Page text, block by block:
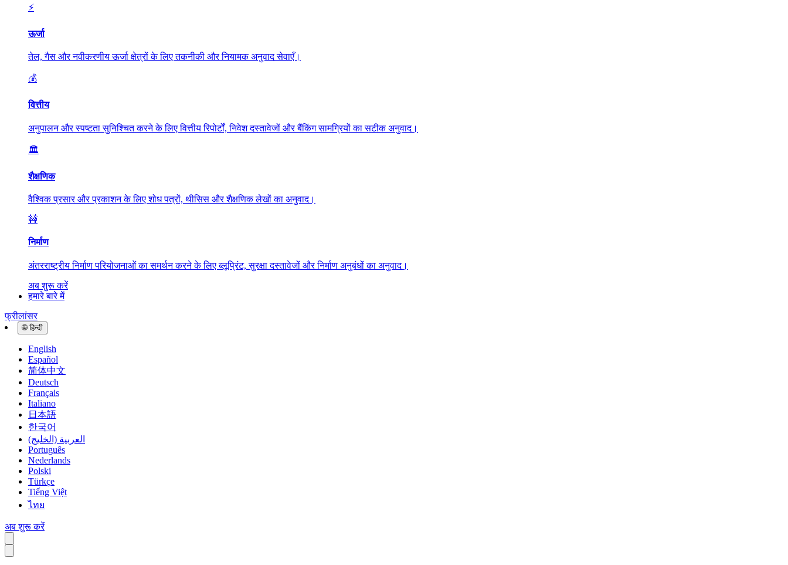
⚡
ऊर्जा
तेल, गैस और नवीकरणीय ऊर्जा क्षेत्रों के लिए तकनीकी और नियामक अनुवाद सेवाएँ।
💰
वित्तीय
अनुपालन और स्पष्टता सुनिश्चित करने के लिए वित्तीय रिपोर्टों, निवेश दस्तावेजों और बैंकिंग सामग्रियों का सटीक अनुवाद।
🏛️
शैक्षणिक
वैश्विक प्रसार और प्रकाशन के लिए शोध पत्रों, थीसिस और शैक्षणिक लेखों का अनुवाद।
🚧
निर्माण
अंतरराष्ट्रीय निर्माण परियोजनाओं का समर्थन करने के लिए ब्लूप्रिंट, सुरक्षा दस्तावेजों और निर्माण अनुबंधों का अनुवाद।
अब शुरू करें
हमारे बारे में
फ्रीलांसर
🌐 हिन्दी
English
Español
简体中文
Deutsch
Français
Italiano
日本語
한국어
العربية (الخليج)
Português
Nederlands
Polski
Türkçe
Tiếng Việt
ไทย
अब शुरू करें